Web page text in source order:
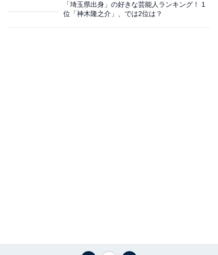
「埼玉県出身」の好きな芸能人ランキング！ 1
位「神木隆之介」、では2位は？